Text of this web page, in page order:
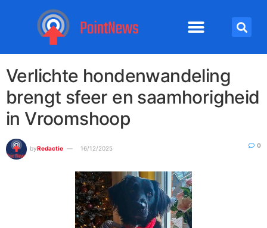
Verlichte hondenwandeling
brengt sfeer en saamhorigheid
in Vroomshoop
byRedactie 16/12/2025 0